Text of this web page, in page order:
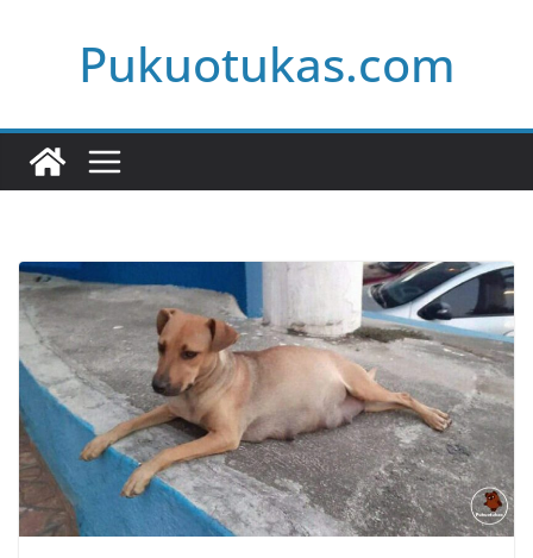
Pukuotukas.com